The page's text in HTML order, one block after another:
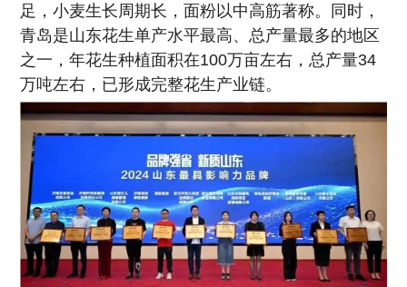
足，小麦生长周期长，面粉以中高筋著称。
同时，
青岛是山东花生单产水平最高、总产量最多的地区
之一，年花生种植面积在100万亩左右，总产量34
万吨左右，已形成完整花生产业链。